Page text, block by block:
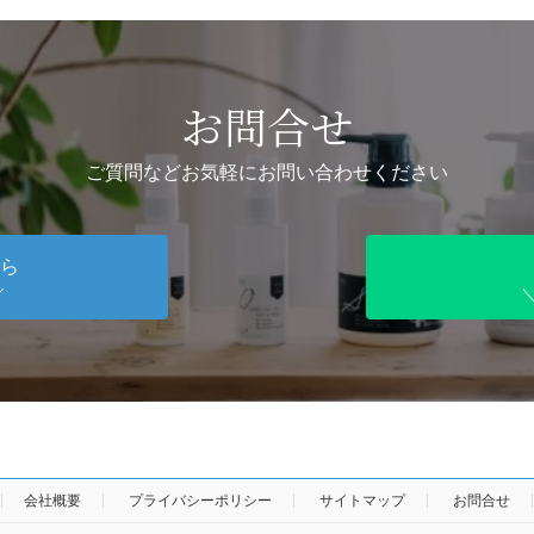
お問合せ
ご質問などお気軽にお問い合わせください
会社概要 プライバシーポリシー サイトマップ お問合せ